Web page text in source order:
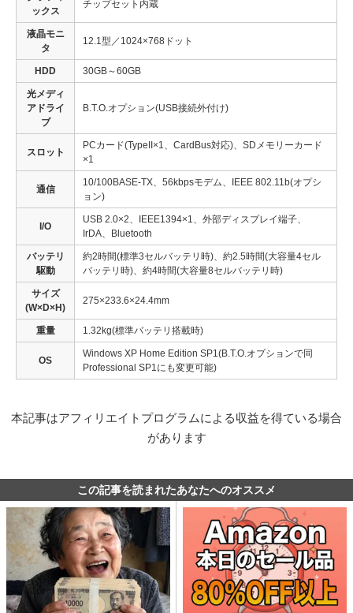
ックス
チップセット内蔵
液晶モニ
タ
12.1型／1024×768ドット
HDD 30GB～60GB
光メディ
アドライ
ブ
B.T.O.オプション(USB接続外付け)
スロット
PCカード(TypeII×1、CardBus対応)、SDメモリーカード
×1
通信
10/100BASE-TX、56kbpsモデム、IEEE 802.11b(オプシ
ョン)
I/O
USB 2.0×2、IEEE1394×1、外部ディスプレイ端子、
IrDA、Bluetooth
バッテリ
駆動
約2時間(標準3セルバッテリ時)、約2.5時間(大容量4セル
バッテリ時)、約4時間(大容量8セルバッテリ時)
サイズ
(W×D×H)
275×233.6×24.4mm
重量 1.32kg(標準バッテリ搭載時)
OS
Windows XP Home Edition SP1(B.T.O.オプションで同
Professional SP1にも変更可能)
本記事はアフィリエイトプログラムによる収益を得ている場合
があります
この記事を読まれたあなたへのオススメ